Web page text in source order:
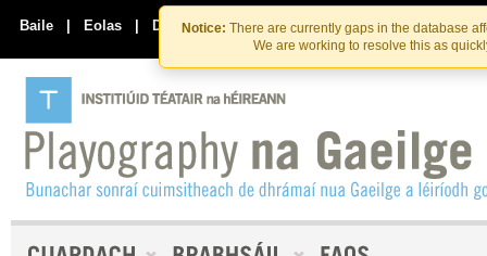
Skip
to
the
content
Skip
to
content
Notice: There are currently gaps in the database
We are working to resolve this as
Baile | Eolas | Déan Teagmháil Linn